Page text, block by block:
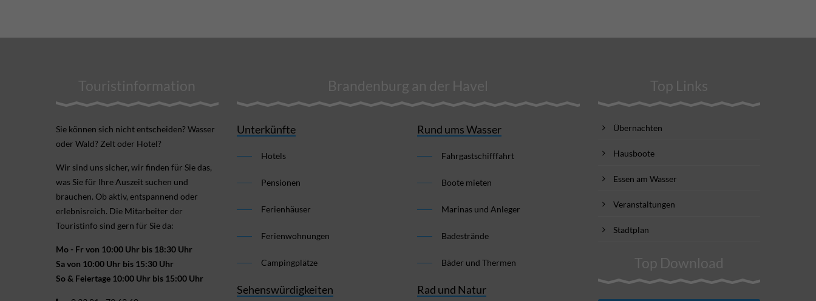
Touristinformation
Sie können sich nicht ent­scheiden? Wasser
oder Wald? Zelt oder Hotel?
Wir sind uns sicher, wir finden für Sie das,
was Sie für Ihre Aus­zeit suchen und
brauchen. Ob aktiv, ent­spannend oder
erlebnis­reich. Die Mitarbeiter der
Touristinfo sind gern für Sie da:
Mo - Fr von 10:00 Uhr bis 18:30 Uhr
Sa von 10:00 Uhr bis 15:30 Uhr
So & Feiertage 10:00 Uhr bis 15:00 Uhr
Brandenburg an der Havel
Unterkünfte
Hotels
Pensionen
Ferienhäuser
Ferienwohnungen
Campingplätze
Sehenswürdigkeiten
Rund ums Wasser
Fahrgastschifffahrt
Boote mieten
Marinas und Anleger
Badestrände
Bäder und Thermen
Rad und Natur
Top Links
Übernachten
Hausboote
Essen am Wasser
Veranstaltungen
Stadtplan
Top Download